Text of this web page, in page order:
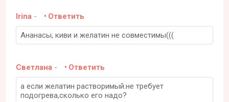
Irina - Ответить
Ананасы, киви и желатин не совместимы(((
Светлана - Ответить
а если желатин растворимый.не требует
подогрева,сколько его надо?